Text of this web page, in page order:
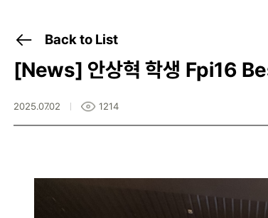
Back to List
[News] 안상혁 학생 Fpi16
2025.07.02 1214